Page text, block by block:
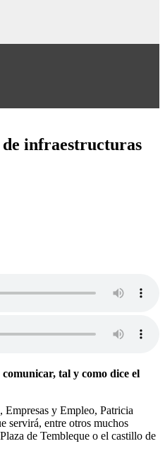
infraestructuras
tal y como dice el
y Empleo, Patricia
servirá, entre otros muchos
de Tembleque o el castillo de